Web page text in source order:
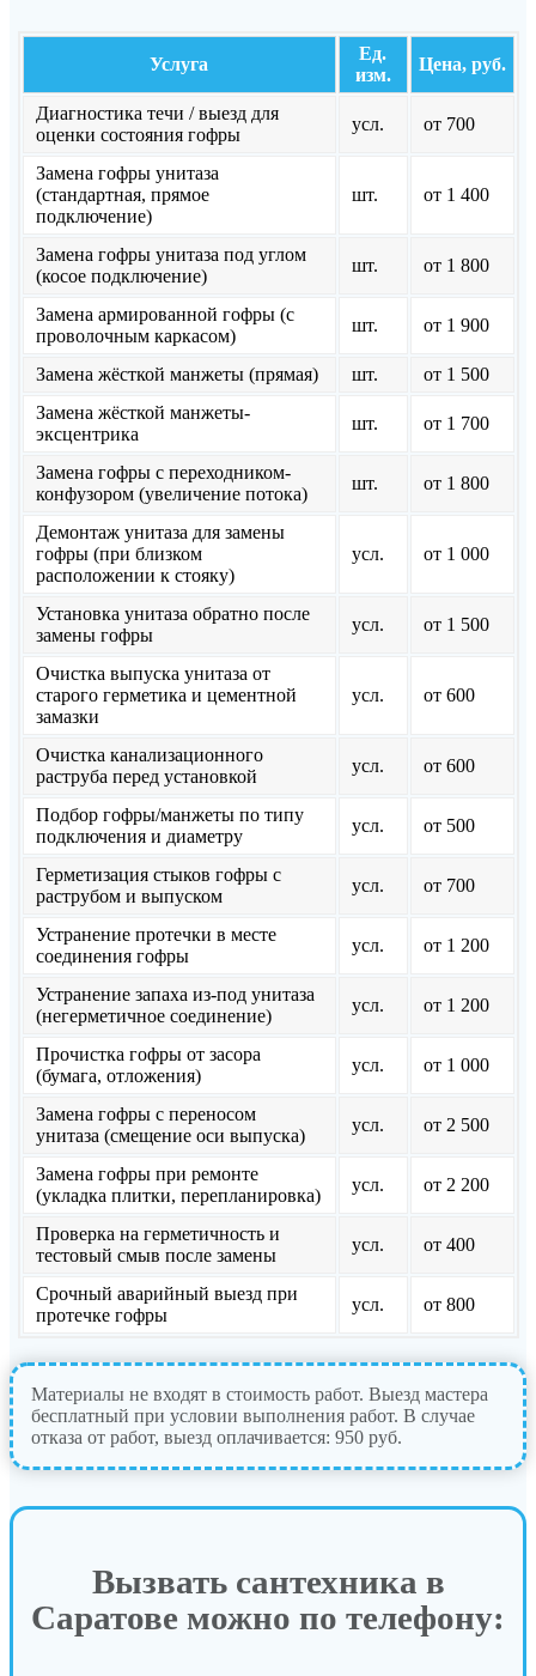
Услуга
Ед.
изм.
Цена, руб.
Диагностика течи / выезд для
оценки состояния гофры
усл. от 700
Замена гофры унитаза
(стандартная, прямое
подключение)
шт. от 1 400
Замена гофры унитаза под углом
(косое подключение)
шт. от 1 800
Замена армированной гофры (с
проволочным каркасом)
шт. от 1 900
Замена жёсткой манжеты (прямая) шт.
от 1 500
Замена жёсткой манжеты-
эксцентрика
шт. от 1 700
Замена гофры с переходником-
конфузором (увеличение потока)
шт. от 1 800
Демонтаж унитаза для замены
гофры (при близком
расположении к стояку)
усл. от 1 000
Установка унитаза обратно после
замены гофры
усл. от 1 500
Очистка выпуска унитаза от
старого герметика и цементной
замазки
усл. от 600
Очистка канализационного
раструба перед установкой
усл. от 600
Подбор гофры/манжеты по типу
подключения и диаметру
усл. от 500
Герметизация стыков гофры с
раструбом и выпуском
усл. от 700
Устранение протечки в месте
соединения гофры
усл. от 1 200
Устранение запаха из-под унитаза
(негерметичное соединение)
усл. от 1 200
Прочистка гофры от засора
(бумага, отложения)
усл. от 1 000
Замена гофры с переносом
унитаза (смещение оси выпуска)
усл. от 2 500
Замена гофры при ремонте
(укладка плитки, перепланировка)
усл. от 2 200
Проверка на герметичность и
тестовый смыв после замены
усл. от 400
Срочный аварийный выезд при
протечке гофры
усл. от 800
Материалы не входят в стоимость работ. Выезд мастера
бесплатный при условии выполнения работ. В случае
отказа от работ, выезд оплачивается: 950 руб.
Вызвать сантехника в
Саратове можно по телефону: